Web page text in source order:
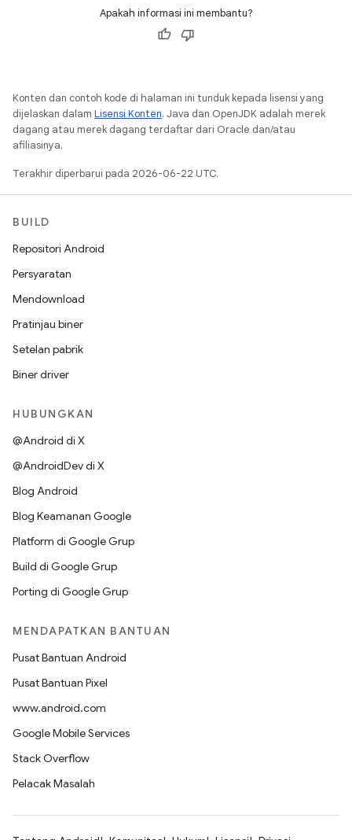
Apakah informasi ini membantu?
Konten dan contoh kode di halaman ini tunduk kepada lisensi yang
dijelaskan dalam Lisensi Konten. Java dan OpenJDK adalah merek
dagang atau merek dagang terdaftar dari Oracle dan/atau
afiliasinya.
Terakhir diperbarui pada 2026-06-22 UTC.
BUILD
Repositori Android
Persyaratan
Mendownload
Pratinjau biner
Setelan pabrik
Biner driver
HUBUNGKAN
@Android di X
@AndroidDev di X
Blog Android
Blog Keamanan Google
Platform di Google Grup
Build di Google Grup
Porting di Google Grup
MENDAPATKAN BANTUAN
Pusat Bantuan Android
Pusat Bantuan Pixel
www.android.com
Google Mobile Services
Stack Overflow
Pelacak Masalah